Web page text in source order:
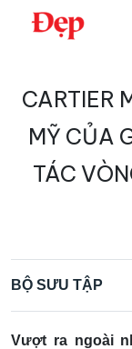
Chuyển
kiếm
CARTIER
MỸ CỦA
TÁC
BỘ SƯU TẬP
Vượt ra ngoài